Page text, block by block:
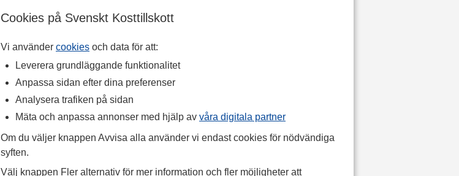
Cookies på Svenskt Kosttillskott
Vi använder cookies och data för att:
Leverera grundläggande funktionalitet
Anpassa sidan efter dina preferenser
Analysera trafiken på sidan
Mäta och anpassa annonser med hjälp av våra digitala partner
Om du väljer knappen Avvisa alla använder vi endast cookies för nödvändiga
syften.
Välj knappen Fler alternativ för mer information och fler möjligheter att